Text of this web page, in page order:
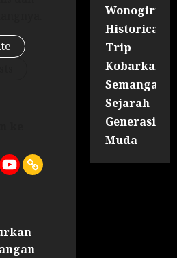
Wonogiri
Historical
Trip
Kobarkan
Semangat
Sejarah
Generasi
Muda